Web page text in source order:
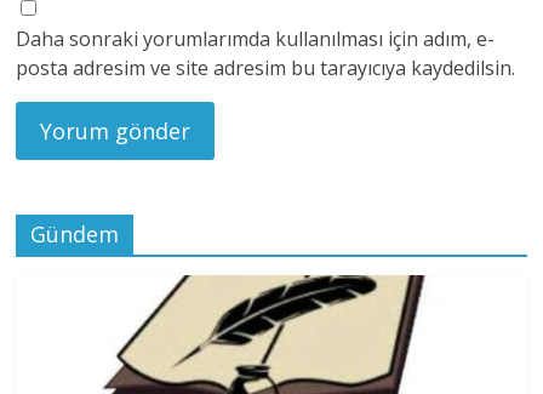
Daha sonraki yorumlarımda kullanılması için adım, e-
posta adresim ve site adresim bu tarayıcıya kaydedilsin.
Gündem